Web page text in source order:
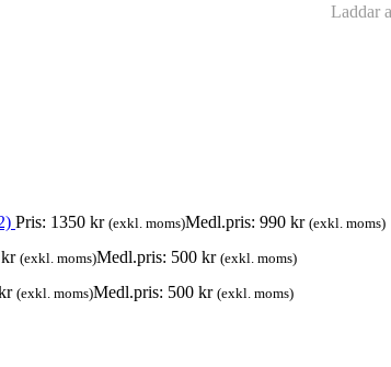
Laddar
Pris: 1350 kr (exkl. moms)Medl.pris: 990 kr (exkl. moms)
kr (exkl. moms)Medl.pris: 500 kr (exkl. moms)
(exkl. moms)Medl.pris: 500 kr (exkl. moms)